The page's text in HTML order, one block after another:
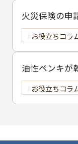
火災保険の申
り方とは？撮
お役立ちコラ
油性ペンキが
解説！木材と
お役立ちコラ